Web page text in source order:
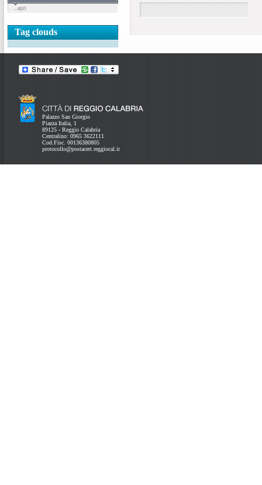
...apri
Tag clouds
Palazzo San Giorgio
Piazza Italia, 1
89125 - Reggio Calabria
Centralino: 0965 3622111
Cod.Fisc. 00136380805
protocollo@postacert.reggiocal.it